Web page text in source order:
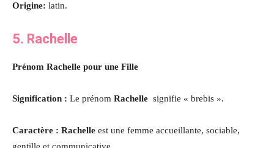
Origine: latin.
5. Rachelle
Prénom Rachelle pour une Fille
Signification : Le prénom Rachelle signifie « brebis ».
Caractère : Rachelle est une femme accueillante, sociable,